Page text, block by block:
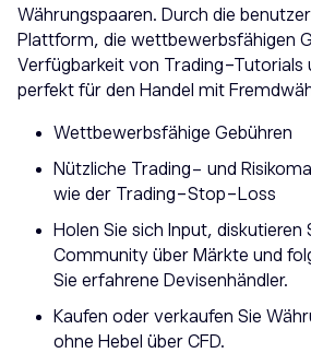
Währungspaaren. Durch die
Plattform, die wettbewerbsfähigen
Verfügbarkeit von Trading-Tutorials
perfekt für den Handel mit
Wettbewerbsfähige Gebühren
Nützliche Trading- und
wie der Trading-Stop-Loss
Holen Sie sich Input, diskutieren
Community über Märkte und
Sie erfahrene Devisenhändler.
Kaufen oder verkaufen Sie
ohne Hebel über CFD.